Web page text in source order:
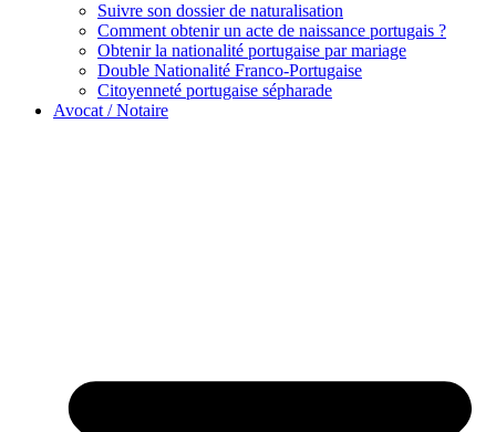
Suivre son dossier de naturalisation
Comment obtenir un acte de naissance portugais ?
Obtenir la nationalité portugaise par mariage
Double Nationalité Franco-Portugaise
Citoyenneté portugaise sépharade
Avocat / Notaire